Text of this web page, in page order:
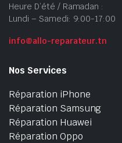
Heure D’été / Ramadan :
Lundi – Samedi: 9:00-17:00
info@allo-reparateur.tn
Nos Services
Réparation iPhone
Réparation Samsung
Réparation Huawei
Réparation Oppo